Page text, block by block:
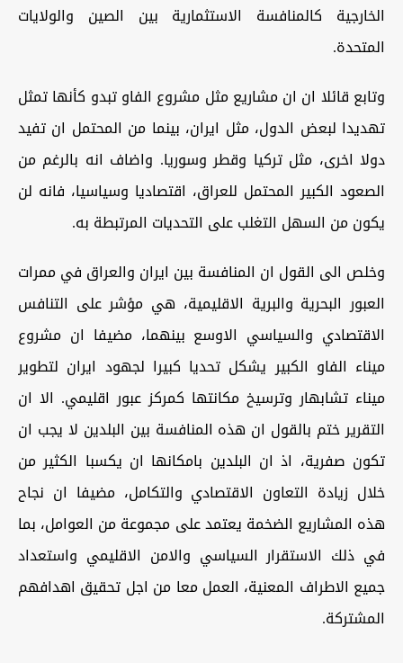
الخارجية كالمنافسة الاستثمارية بين الصين والولايات
المتحدة.
وتابع قائلا ان ان مشاريع مثل مشروع الفاو تبدو كأنها تمثل
تهديدا لبعض الدول، مثل ايران، بينما من المحتمل ان تفيد
دولا اخرى، مثل تركيا وقطر وسوريا. واضاف انه بالرغم من
الصعود الكبير المحتمل للعراق، اقتصاديا وسياسيا، فانه لن
يكون من السهل التغلب على التحديات المرتبطة به.
وخلص الى القول ان المنافسة بين ايران والعراق في ممرات
العبور البحرية والبرية الاقليمية، هي مؤشر على التنافس
الاقتصادي والسياسي الاوسع بينهما، مضيفا ان مشروع
ميناء الفاو الكبير يشكل تحديا كبيرا لجهود ايران لتطوير
ميناء تشابهار وترسيخ مكانتها كمركز عبور اقليمي. الا ان
التقرير ختم بالقول ان هذه المنافسة بين البلدين لا يجب ان
تكون صفرية، اذ ان البلدين بامكانها ان يكسبا الكثير من
خلال زيادة التعاون الاقتصادي والتكامل، مضيفا ان نجاح
هذه المشاريع الضخمة يعتمد على مجموعة من العوامل، بما
في ذلك الاستقرار السياسي والامن الاقليمي واستعداد
جميع الاطراف المعنية، العمل معا من اجل تحقيق اهدافهم
المشتركة.